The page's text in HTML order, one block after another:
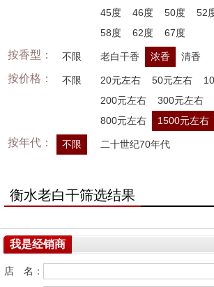
45度
46度 50度 52
58度
62度 67度
按香型： 不限 老白干香 浓香 清香
按价格： 不限 20元左右 50元左右
200元左右
300元左右
800元左右
1500元左右
按年代： 不限 二十世纪70年代
衡水老白干筛选结果
我是经销商
店 名：